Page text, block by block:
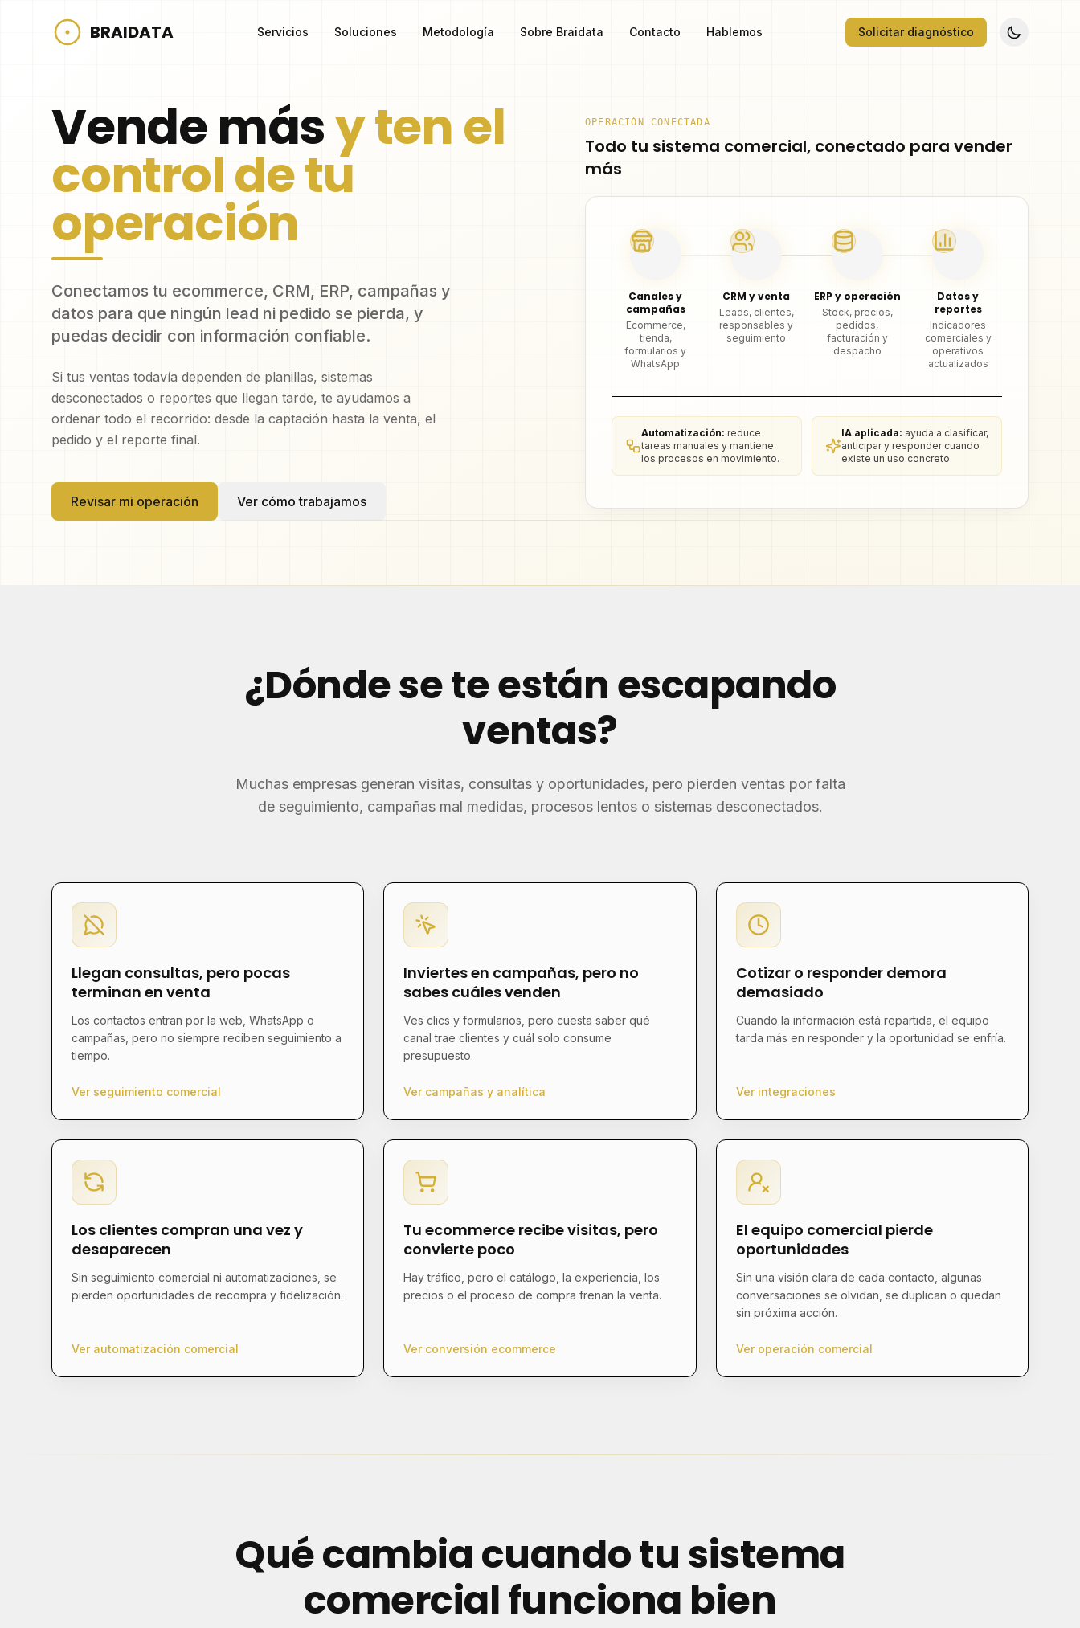
BRAIDATA Servicios Soluciones Metodología Sobre Braidata Contacto Hablemos Solicitar diagnóstico
Vende másy ten el
control de tu
operación
Conectamos tu ecommerce, CRM, ERP, campañas y
datos para que ningún lead ni pedido se pierda, y
puedas decidir con información confiable.
Si tus ventas todavía dependen de planillas, sistemas
desconectados o reportes que llegan tarde, te ayudamos a
ordenar todo el recorrido: desde la captación hasta la venta, el
pedido y el reporte final.
Revisar mi operación Ver cómo trabajamos
OPERACIÓN CONECTADA
Todo tu sistema comercial, conectado para vender
más
Canales y
campañas
Ecommerce,
tienda,
formularios y
WhatsApp
CRM y venta
Leads, clientes,
responsables y
seguimiento
ERP y operación
Stock, precios,
pedidos,
facturación y
despacho
Datos y
reportes
Indicadores
comerciales y
operativos
actualizados
Automatización: reduce
tareas manuales y mantiene
los procesos en movimiento.
IA aplicada: ayuda a clasificar,
anticipar y responder cuando
existe un uso concreto.
¿Dónde se te están escapando
ventas?
Muchas empresas generan visitas, consultas y oportunidades, pero pierden ventas por falta
de seguimiento, campañas mal medidas, procesos lentos o sistemas desconectados.
Llegan consultas, pero pocas
terminan en venta
Los contactos entran por la web, WhatsApp o
campañas, pero no siempre reciben seguimiento a
tiempo.
Ver seguimiento comercial
Inviertes en campañas, pero no
sabes cuáles venden
Ves clics y formularios, pero cuesta saber qué
canal trae clientes y cuál solo consume
presupuesto.
Ver campañas y analítica
Cotizar o responder demora
demasiado
Cuando la información está repartida, el equipo
tarda más en responder y la oportunidad se enfría.
Ver integraciones
Los clientes compran una vez y
desaparecen
Sin seguimiento comercial ni automatizaciones, se
pierden oportunidades de recompra y fidelización.
Ver automatización comercial
Tu ecommerce recibe visitas, pero
convierte poco
Hay tráfico, pero el catálogo, la experiencia, los
precios o el proceso de compra frenan la venta.
Ver conversión ecommerce
El equipo comercial pierde
oportunidades
Sin una visión clara de cada contacto, algunas
conversaciones se olvidan, se duplican o quedan
sin próxima acción.
Ver operación comercial
Qué cambia cuando tu sistema
comercial funciona bien